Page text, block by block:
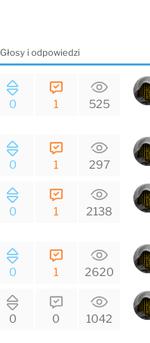
Głosy i odpowiedzi
0 1 525
0 1 297
0 1 2138
0 1 2620
0 0 1042